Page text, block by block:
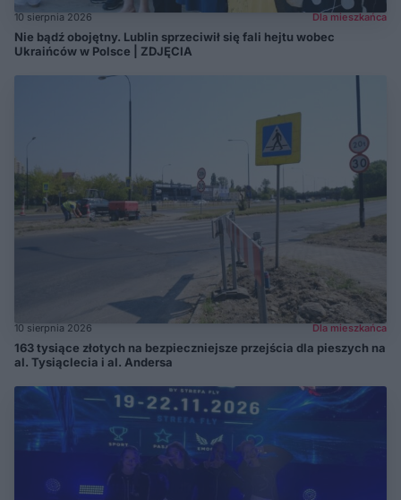
10 sierpnia 2026 Dla mieszkańca
Nie bądź obojętny. Lublin sprzeciwił się fali hejtu wobec
Ukraińców w Polsce | ZDJĘCIA
10 sierpnia 2026 Dla mieszkańca
163 tysiące złotych na bezpieczniejsze przejścia dla pieszych na
al. Tysiąclecia i al. Andersa